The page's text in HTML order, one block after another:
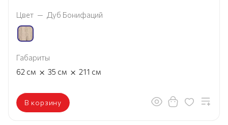
Цвет — Дуб Бонифаций
Габариты
62 см × 35 см × 211 см
В корзину